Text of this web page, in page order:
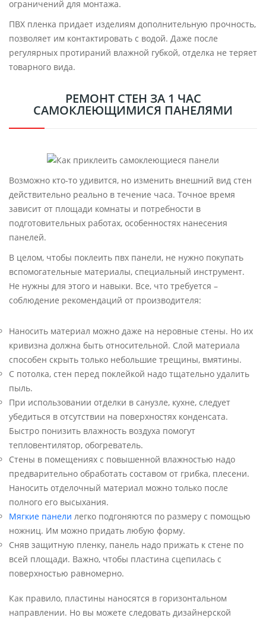
ограничений для монтажа.
ПВХ пленка придает изделиям дополнительную прочность,
позволяет им контактировать с водой. Даже после
регулярных протираний влажной губкой, отделка не теряет
товарного вида.
РЕМОНТ СТЕН ЗА 1 ЧАС
САМОКЛЕЮЩИМИСЯ ПАНЕЛЯМИ
Возможно кто-то удивится, но изменить внешний вид стен
действительно реально в течение часа. Точное время
зависит от площади комнаты и потребности в
подготовительных работах, особенностях нанесения
панелей.
В целом, чтобы поклеить пвх панели, не нужно покупать
вспомогательные материалы, специальный инструмент.
Не нужны для этого и навыки. Все, что требуется –
соблюдение рекомендаций от производителя:
Наносить материал можно даже на неровные стены. Но их
кривизна должна быть относительной. Слой материала
способен скрыть только небольшие трещины, вмятины.
С потолка, стен перед поклейкой надо тщательно удалить
пыль.
При использовании отделки в санузле, кухне, следует
убедиться в отсутствии на поверхностях конденсата.
Быстро понизить влажность воздуха помогут
тепловентилятор, обогреватель.
Стены в помещениях с повышенной влажностью надо
предварительно обработать составом от грибка, плесени.
Наносить отделочный материал можно только после
полного его высыхания.
Мягкие панели легко подгоняются по размеру с помощью
ножниц. Им можно придать любую форму.
Сняв защитную пленку, панель надо прижать к стене по
всей площади. Важно, чтобы пластина сцепилась с
поверхностью равномерно.
Как правило, пластины наносятся в горизонтальном
направлении. Но вы можете следовать дизайнерской